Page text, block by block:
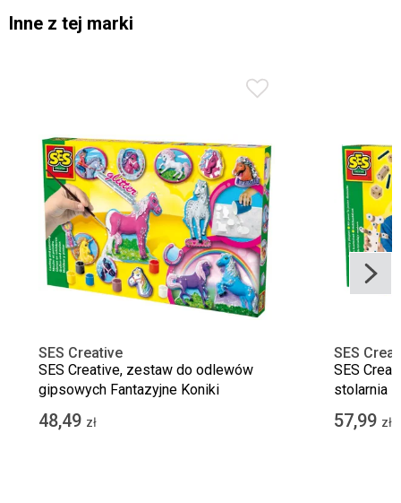
Inne z tej marki
SES Creative
SES Creative, zestaw do odlewów
gipsowych Fantazyjne Koniki
48,49 zł
SES
SES
stolarnia
57,99 zł